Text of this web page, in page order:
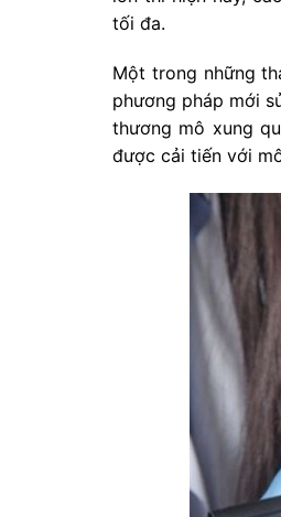
tối đa.
Một trong những
phương pháp mới
thương mô xung
được cải tiến với